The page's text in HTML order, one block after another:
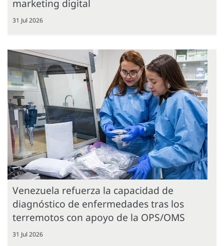
marketing digital
31 Jul 2026
Venezuela refuerza la capacidad de
diagnóstico de enfermedades tras los
terremotos con apoyo de la OPS/OMS
31 Jul 2026